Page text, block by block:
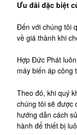
Ưu đãi đặc biệt
Đến với chúng tôi
về giá thành khi
Hợp Đức Phát
máy biến áp công
Theo đó, khi quý
chúng tôi sẽ được
hướng dẫn cách
hành để thiết bị